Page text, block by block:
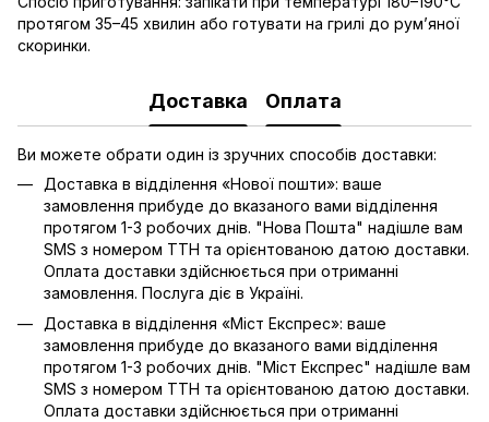
протягом 35–45 хвилин або готувати на грилі до рум’яної
скоринки.
Доставка Оплата
Ви можете обрати один із зручних способів доставки:
Доставка в відділення «Нової пошти»: ваше
замовлення прибуде до вказаного вами відділення
протягом 1-3 робочих днів. "Нова Пошта" надішле вам
SMS з номером ТТН та орієнтованою датою доставки.
Оплата доставки здійснюється при отриманні
замовлення. Послуга діє в Україні.
Доставка в відділення «Міст Експрес»: ваше
замовлення прибуде до вказаного вами відділення
протягом 1-3 робочих днів. "Міст Експрес" надішле вам
SMS з номером ТТН та орієнтованою датою доставки.
Оплата доставки здійснюється при отриманні